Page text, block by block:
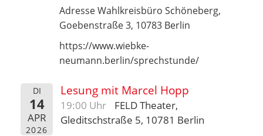
Adresse Wahlkreisbüro Schöneberg,
Goebenstraße 3, 10783 Berlin
https://www.wiebke-
neumann.berlin/sprechstunde/
DI
14
APR
2026
Lesung mit Marcel Hopp
19:00 Uhr
FELD Theater,
Gleditschstraße 5, 10781 Berlin